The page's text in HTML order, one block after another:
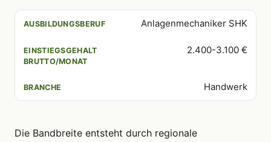
Anlagenmechaniker SHK
2.400-3.100 €
Handwerk
Die Bandbreite entsteht durch regionale